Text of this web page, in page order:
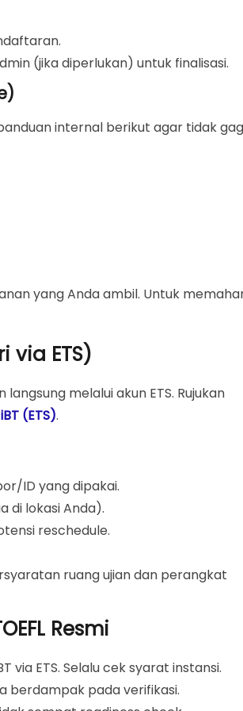
(jika diperlukan) untuk finalisasi.
internal berikut agar tidak
yang Anda ambil. Untuk
via ETS)
melalui akun ETS. Rujukan
(ETS).
ID yang dipakai.
di lokasi Anda).
reschedule.
ruang ujian dan perangkat
Resmi
via ETS. Selalu cek syarat instansi.
berdampak pada verifikasi.